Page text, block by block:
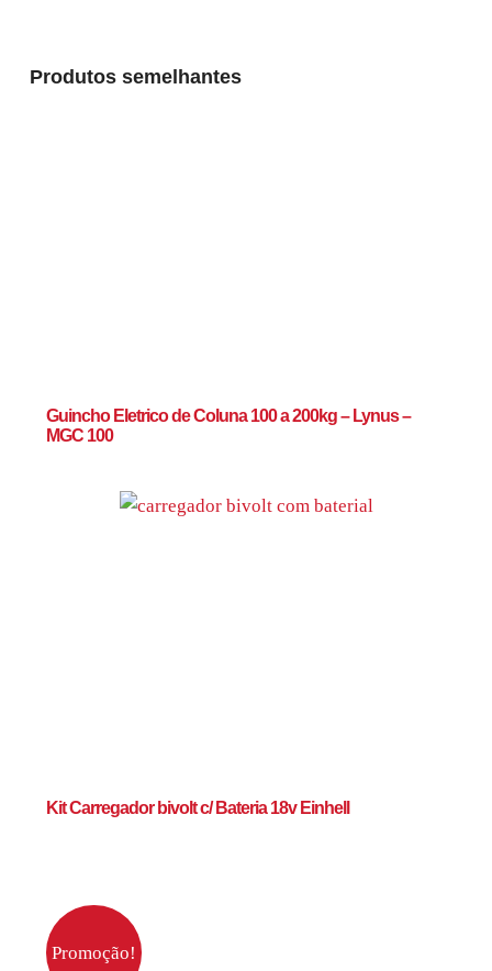
Produtos semelhantes
Guincho Eletrico de Coluna 100 a 200kg – Lynus –
MGC 100
Kit Carregador bivolt c/ Bateria 18v Einhell
Promoção!